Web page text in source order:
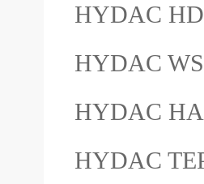
HYDAC
HYDAC
HYDAC
HYDAC